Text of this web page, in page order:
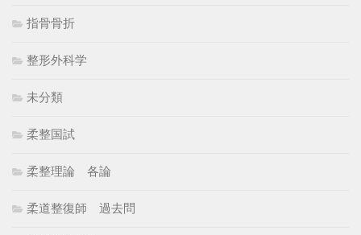
指骨骨折
整形外科学
未分類
柔整国試
柔整理論 各論
柔道整復師 過去問